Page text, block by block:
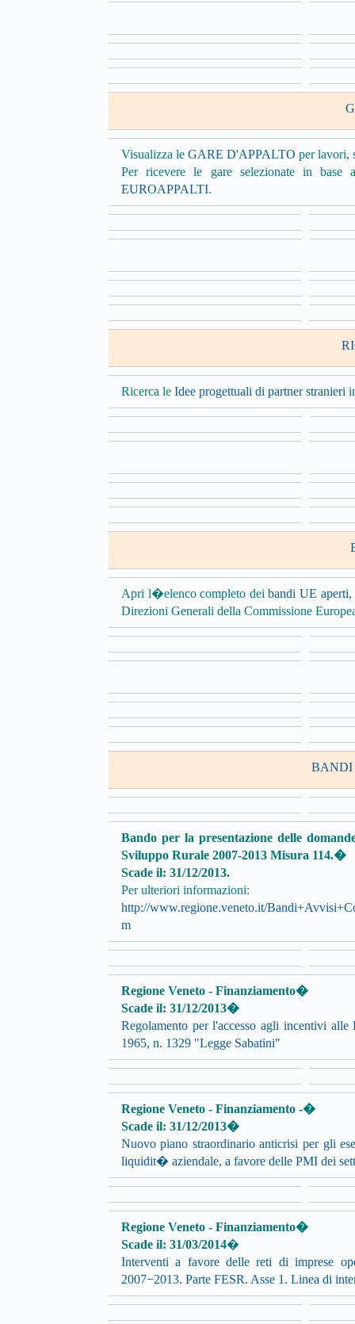
Visualizza le GARE D'APPALTO per lavori,
Per ricevere le gare selezionate in
EUROAPPALTI.
Ricerca le Idee progettuali di partner stranieri
Apri l�elenco completo deibandi UE aperti,
Direzioni Generali della Commissione
BANDI
Bando per la presentazione delle
Sviluppo Rurale 2007-2013 Misura 114.�
Scade il: 31/12/2013.
Per ulteriori informazioni:
http://www.regione.veneto.it/
m
Regione Veneto - Finanziamento�
Scade il: 31/12/2013�
Regolamento per l'accesso agli incentivi
1965, n. 1329 "Legge Sabatini"
Regione Veneto - Finanziamento -�
Scade il: 31/12/2013�
Nuovo piano straordinario anticrisi per gli
liquidit� aziendale, a favore delle PMI dei
Regione Veneto - Finanziamento�
Scade il: 31/03/2014�
Interventi a favore delle reti di imprese
2007−2013. Parte FESR. Asse 1. Linea di